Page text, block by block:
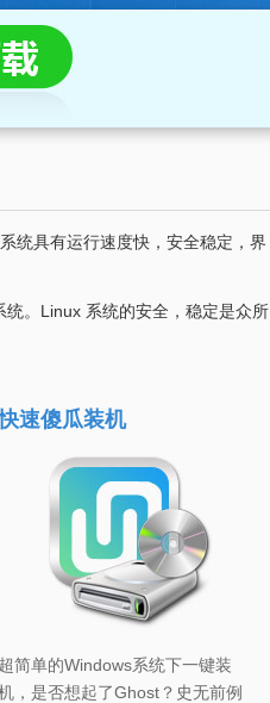
统具有运行速度快，安全稳定，界
。Linux 系统的安全，稳定是众所
速傻瓜装机
超简单的Windows系统下一键装
，是否想起了Ghost？史无前例